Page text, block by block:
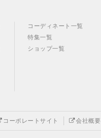
コーディネート一覧
特集一覧
ショップ一覧
コーポレートサイト 会社概要